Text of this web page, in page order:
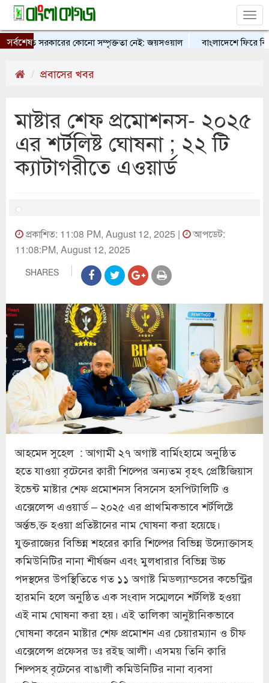
সর্বশেষ
ভারত সরকারের কোনো সম্পৃক্ততা নেই: জয়সওয়াল
বাংলাদেশে ফিরে
প্রবাসের খবর
মাষ্টার শেফ প্রমোশনস- ২০২৫
এর শর্টলিষ্ট ঘোষনা ; ২২ টি
ক্যাটাগরীতে এওয়ার্ড
প্রকাশিত: 11:08 PM, August 12, 2025 |
আপডেট:
11:08:PM, August 12, 2025
SHARES
আহমেদ সুহেল : আগামী ২৭ অগাষ্ট বার্মিংহামে অনুষ্ঠিত
হতে যাওয়া বৃটেনের ক্বারী শিল্পের অন্যতম বৃহৎ প্রেষ্টিজিয়াস
ইভেন্ট মাষ্টার শেফ প্রমোশনস বিসনেস হসপিটালিটি ও
এক্সেলেন্স এওয়ার্ড – ২০২৫ এর প্রাথমিকভাবে শর্টলিষ্টে
অর্ন্তভ‚ক্ত হওয়া প্রতিষ্টানের নাম ঘোষনা করা হয়েছে।
যুক্তরাজ্যের বিভিন্ন শহরের ক্বারি শিল্পের বিভিন্ন উদ্যোক্তাসহ
কমিউনিটির নানা শীর্ষজন এবং মুলধারার বিভিন্ন উচ্চ
পদস্থদের উপস্থিতিতে গত ১১ অগাষ্ট মিডল্যান্ডসের কভেন্ট্রির
হারমনি হলে অনুষ্ঠিত এক সংবাদ সম্মেলনে শর্টলিষ্ট হওয়া
এই নাম ঘোষনা করা হয়। এই তালিকা আনুষ্টানিকভাবে
ঘোষনা করেন মাষ্টার শেফ প্রমোশন এর চেয়ারম্যান ও চীফ
এক্সেলেন্স প্রফেসর ডঃ রইছ আলী। এসময় তিনি ক্বারি
শিল্পসহ বৃটেনের বাঙালী কমিউনিটির নানা ব্যবসা